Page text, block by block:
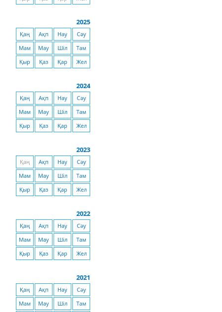
2025
Қаң Ақп Нау
Сәу
Мам
Мау Шіл
Там
Қыр
Қаз Қар Жел
2024
Қаң Ақп Нау
Сәу
Мам
Мау Шіл
Там
Қыр
Қаз Қар Жел
2023
Қаң Ақп Нау
Сәу
Мам
Мау Шіл
Там
Қыр
Қаз Қар Жел
2022
Қаң Ақп Нау
Сәу
Мам
Мау Шіл
Там
Қыр
Қаз Қар Жел
2021
Қаң Ақп Нау
Сәу
Мам
Мау Шіл
Там